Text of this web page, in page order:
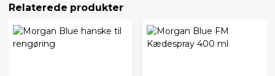
Relaterede produkter